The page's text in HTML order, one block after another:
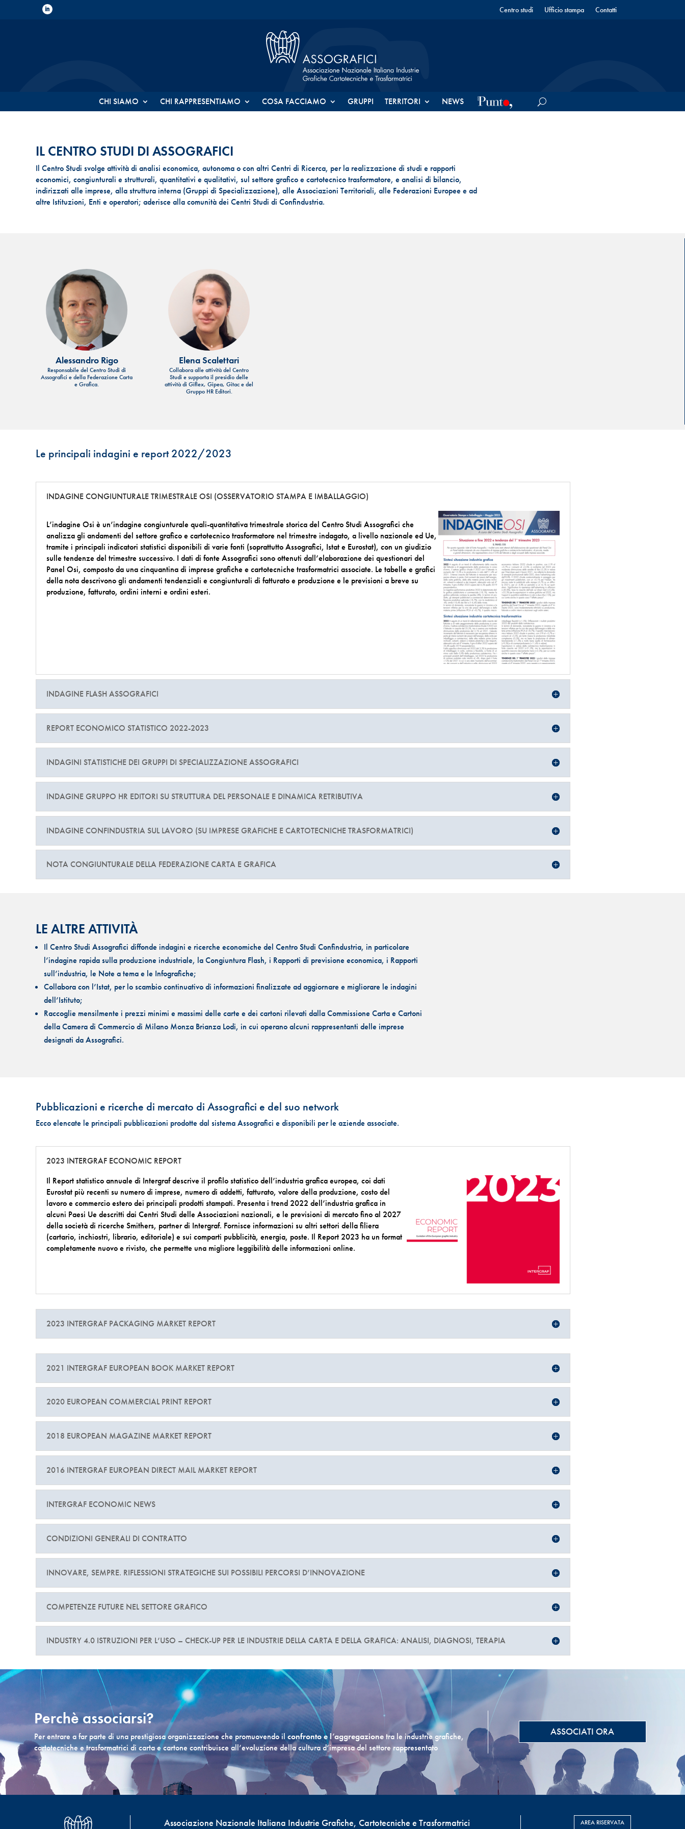
Centro studi Ufficio stampa Contatti
CHI SIAMO CHI RAPPRESENTIAMO COSA FACCIAMO GRUPPI TERRITORI NEWS
IL CENTRO STUDI DI ASSOGRAFICI
Il Centro Studi svolge attività di analisi economica, autonoma o con altri Centri di Ricerca, per la realizzazione di studi e rapporti
economici, congiunturali e strutturali, quantitativi e qualitativi, sul settore grafico e cartotecnico trasformatore, e analisi di bilancio,
indirizzati alle imprese, alla struttura interna (Gruppi di Specializzazione), alle Associazioni Territoriali, alle Federazioni Europee e ad
altre Istituzioni, Enti e operatori; aderisce alla comunità dei Centri Studi di Confindustria.
Alessandro Rigo
Responsabile del Centro Studi di
Assografici e della Federazione Carta
e Grafica.
Elena Scalettari
Collabora alle attività del Centro
Studi e supporta il presidio delle
attività di Giflex, Gipea, Gitac e del
Gruppo HR Editori.
Le principali indagini e report 2022/2023
INDAGINE CONGIUNTURALE TRIMESTRALE OSI (OSSERVATORIO STAMPA E IMBALLAGGIO)
L’indagine Osi è un’indagine congiunturale quali-quantitativa trimestrale storica del Centro Studi Assografici che
analizza gli andamenti del settore grafico e cartotecnico trasformatore nel trimestre indagato, a livello nazionale ed Ue,
tramite i principali indicatori statistici disponibili di varie fonti (soprattutto Assografici, Istat e Eurostat), con un giudizio
sulle tendenze del trimestre successivo. I dati di fonte Assografici sono ottenuti dall’elaborazione dei questionari del
Panel Osi, composto da una cinquantina di imprese grafiche e cartotecniche trasformatrici associate. Le tabelle e grafici
della nota descrivono gli andamenti tendenziali e congiunturali di fatturato e produzione e le previsioni a breve su
produzione, fatturato, ordini interni e ordini esteri.
INDAGINE FLASH ASSOGRAFICI
REPORT ECONOMICO STATISTICO 2022-2023
INDAGINI STATISTICHE DEI GRUPPI DI SPECIALIZZAZIONE ASSOGRAFICI
INDAGINE GRUPPO HR EDITORI SU STRUTTURA DEL PERSONALE E DINAMICA RETRIBUTIVA
INDAGINE CONFINDUSTRIA SUL LAVORO (SU IMPRESE GRAFICHE E CARTOTECNICHE TRASFORMATRICI)
NOTA CONGIUNTURALE DELLA FEDERAZIONE CARTA E GRAFICA
LE ALTRE ATTIVITÀ
Il Centro Studi Assografici diffonde indagini e ricerche economiche del Centro Studi Confindustria, in particolare
l’indagine rapida sulla produzione industriale, la Congiuntura Flash, i Rapporti di previsione economica, i Rapporti
sull’industria, le Note a tema e le Infografiche;
Collabora con l’Istat, per lo scambio continuativo di informazioni finalizzate ad aggiornare e migliorare le indagini
dell’Istituto;
Raccoglie mensilmente i prezzi minimi e massimi delle carte e dei cartoni rilevati dalla Commissione Carta e Cartoni
della Camera di Commercio di Milano Monza Brianza Lodi, in cui operano alcuni rappresentanti delle imprese
designati da Assografici.
Pubblicazioni e ricerche di mercato di Assografici e del suo network
Ecco elencate le principali pubblicazioni prodotte dal sistema Assografici e disponibili per le aziende associate.
2023 INTERGRAF ECONOMIC REPORT
Il Report statistico annuale di Intergraf descrive il profilo statistico dell’industria grafica europea, coi dati
Eurostat più recenti su numero di imprese, numero di addetti, fatturato, valore della produzione, costo del
lavoro e commercio estero dei principali prodotti stampati. Presenta i trend 2022 dell’industria grafica in
alcuni Paesi Ue descritti dai Centri Studi delle Associazioni nazionali, e le previsioni di mercato fino al 2027
della società di ricerche Smithers, partner di Intergraf. Fornisce informazioni su altri settori della filiera
(cartario, inchiostri, librario, editoriale) e sui comparti pubblicità, energia, poste. Il Report 2023 ha un format
completamente nuovo e rivisto, che permette una migliore leggibilità delle informazioni online.
2023 INTERGRAF PACKAGING MARKET REPORT
2021 INTERGRAF EUROPEAN BOOK MARKET REPORT
2020 EUROPEAN COMMERCIAL PRINT REPORT
2018 EUROPEAN MAGAZINE MARKET REPORT
2016 INTERGRAF EUROPEAN DIRECT MAIL MARKET REPORT
INTERGRAF ECONOMIC NEWS
CONDIZIONI GENERALI DI CONTRATTO
INNOVARE, SEMPRE. RIFLESSIONI STRATEGICHE SUI POSSIBILI PERCORSI D’INNOVAZIONE
COMPETENZE FUTURE NEL SETTORE GRAFICO
INDUSTRY 4.0 ISTRUZIONI PER L’USO – CHECK-UP PER LE INDUSTRIE DELLA CARTA E DELLA GRAFICA: ANALISI, DIAGNOSI, TERAPIA
Perchè associarsi?
Per entrare a far parte di una prestigiosa organizzazione che promuovendo ilconfronto e l’aggregazionetra le industrie grafiche,
cartotecniche e trasformatrici di carta e cartone contribuisce all’evoluzione della cultura d’impresa del settore rappresentato
ASSOCIATI ORA
Associazione Nazionale Italiana Industrie Grafiche, Cartotecniche e Trasformatrici AREA RISERVATA